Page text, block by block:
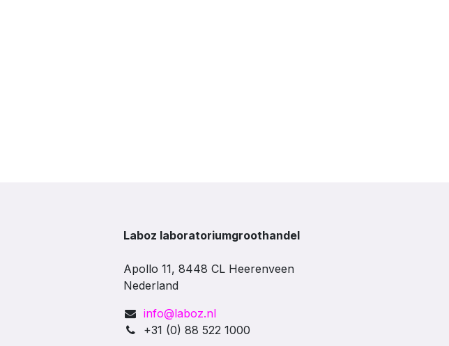
Laboz laboratoriumgroothandel
Apollo 11, 8448 CL Heerenveen
Nederland
info@laboz.nl
+31 (0) 88 522 1000